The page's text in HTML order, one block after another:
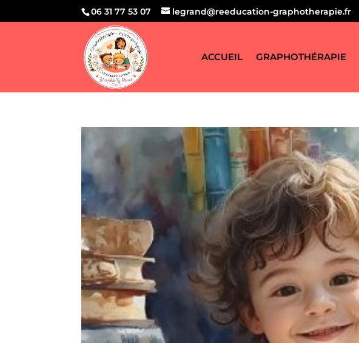
06 31 77 53 07 legrand@reeducation-graphotherapie.fr
ACCUEIL GRAPHOTHÉRAPIE